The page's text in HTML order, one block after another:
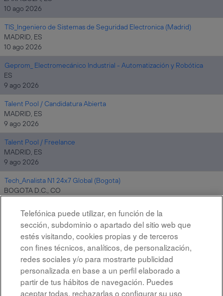
10 ago 2026
TIS_Ingeniero de Sistemas de Seguridad Electronica (Madrid)
MADRID, ES
10 ago 2026
Geprom_ Electromecánico Industrial - Automatización y Robótica
ES
9 ago 2026
Talent Pool / Candidatura Abierta
MADRID, ES
9 ago 2026
Talent Pool / Freelance
MADRID, ES
9 ago 2026
Tech_Analista N1 24x7 Global (Bogota)
BOGOTA D.C., CO
Resultados
Telefónica puede utilizar, en función de la
sección, subdominio o apartado del sitio web que
estés visitando, cookies propias y de terceros
con fines técnicos, analíticos, de personalización,
redes sociales y/o para mostrarte publicidad
personalizada en base a un perfil elaborado a
partir de tus hábitos de navegación. Puedes
aceptar todas, rechazarlas o configurar su uso